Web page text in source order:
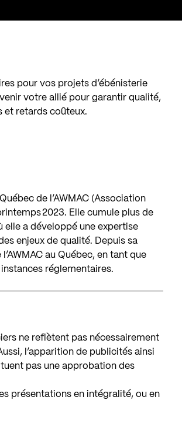
pour vos projets d’ébénisterie
votre allié pour garantir qualité,
et retards coûteux.
de l’AWMAC (Association
2023. Elle cumule plus de
elle a développé une expertise
enjeux de qualité. Depuis sa
au Québec, en tant que
réglementaires.
ne reflètent pas nécessairement
l’apparition de publicités ainsi
pas une approbation des
présentations en intégralité, ou en